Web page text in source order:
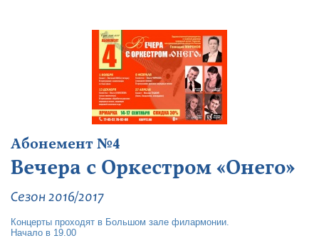
Абонемент №4
Вечера с Оркестром «Онего»
Сезон 2016/2017
Концерты проходят в Большом зале филармонии.
Начало в 19.00